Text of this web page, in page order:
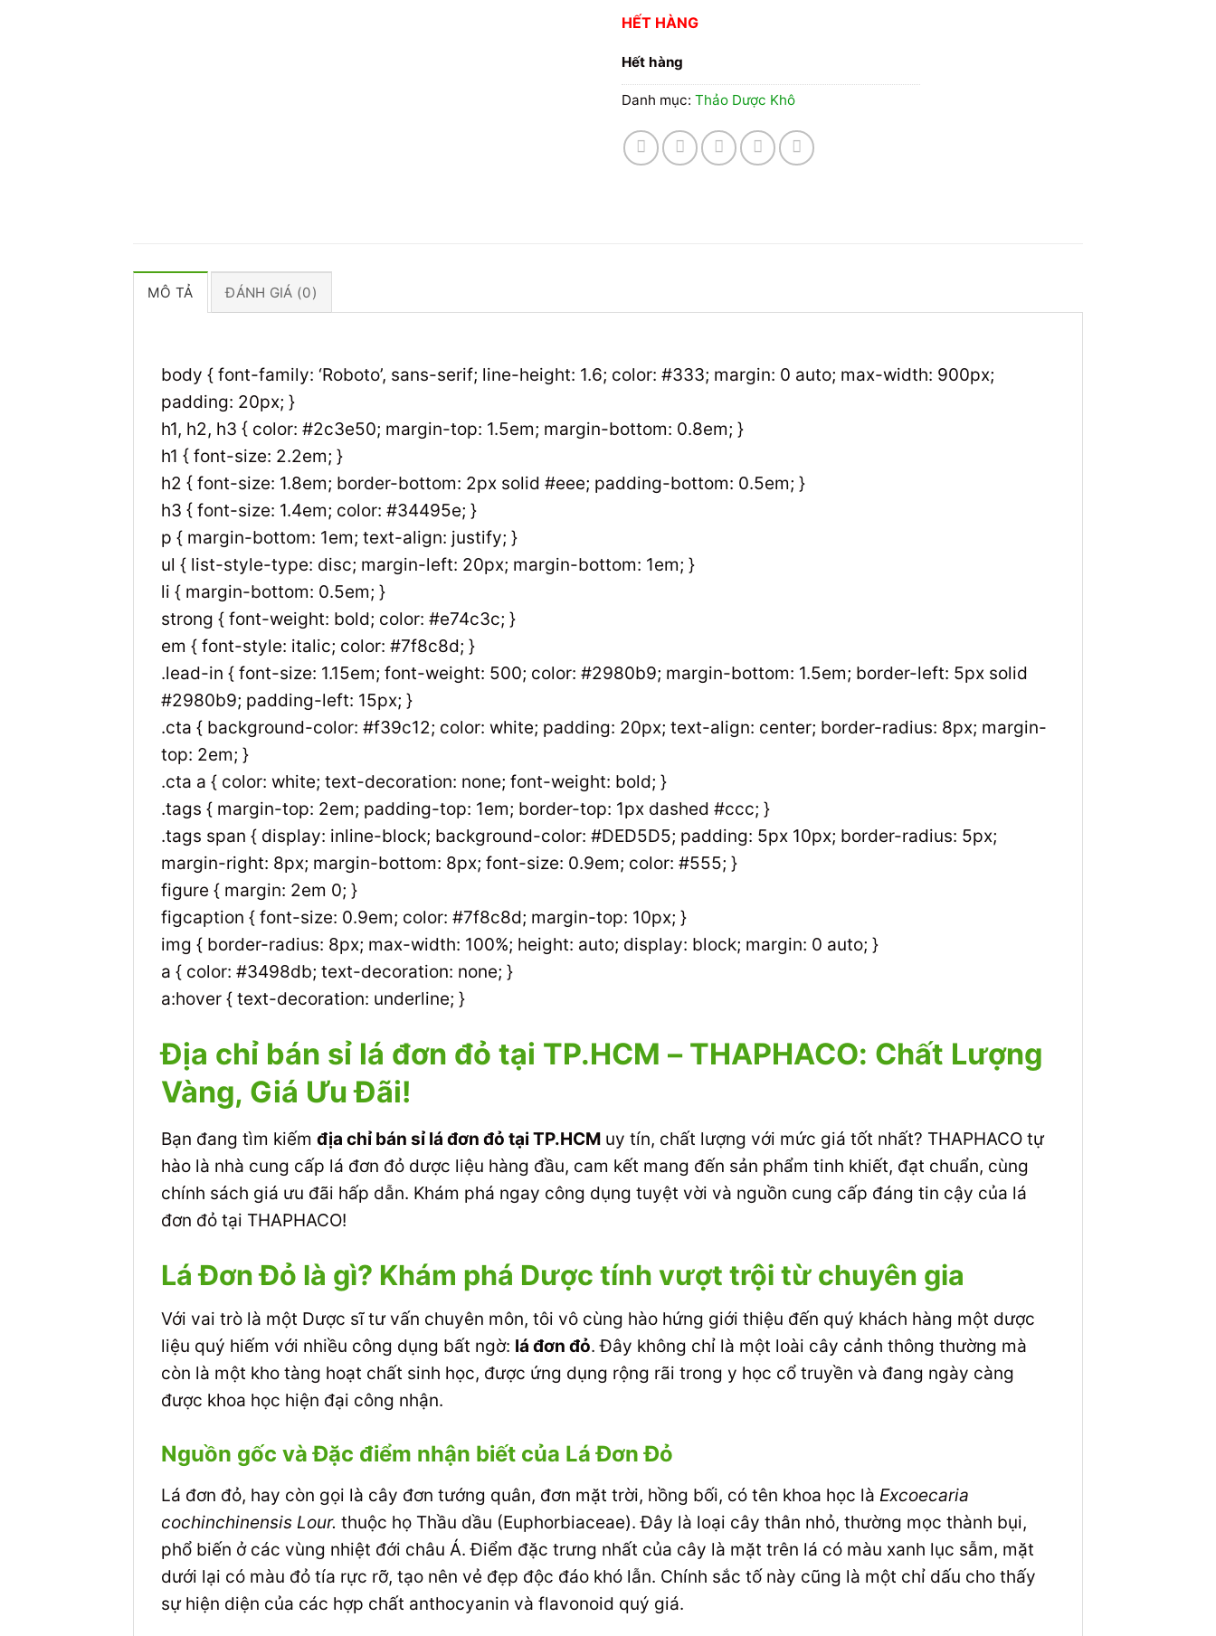
HẾT HÀNG
Hết hàng
Danh mục: Thảo Dược Khô
MÔ TẢ ĐÁNH GIÁ (0)
body { font-family: ‘Roboto’, sans-serif; line-height: 1.6; color: #333; margin: 0 auto; max-width: 900px;
padding: 20px; }
h1, h2, h3 { color: #2c3e50; margin-top: 1.5em; margin-bottom: 0.8em; }
h1 { font-size: 2.2em; }
h2 { font-size: 1.8em; border-bottom: 2px solid #eee; padding-bottom: 0.5em; }
h3 { font-size: 1.4em; color: #34495e; }
p { margin-bottom: 1em; text-align: justify; }
ul { list-style-type: disc; margin-left: 20px; margin-bottom: 1em; }
li { margin-bottom: 0.5em; }
strong { font-weight: bold; color: #e74c3c; }
em { font-style: italic; color: #7f8c8d; }
.lead-in { font-size: 1.15em; font-weight: 500; color: #2980b9; margin-bottom: 1.5em; border-left: 5px solid
#2980b9; padding-left: 15px; }
.cta { background-color: #f39c12; color: white; padding: 20px; text-align: center; border-radius: 8px; margin-
top: 2em; }
.cta a { color: white; text-decoration: none; font-weight: bold; }
.tags { margin-top: 2em; padding-top: 1em; border-top: 1px dashed #ccc; }
.tags span { display: inline-block; background-color: #DED5D5; padding: 5px 10px; border-radius: 5px;
margin-right: 8px; margin-bottom: 8px; font-size: 0.9em; color: #555; }
figure { margin: 2em 0; }
figcaption { font-size: 0.9em; color: #7f8c8d; margin-top: 10px; }
img { border-radius: 8px; max-width: 100%; height: auto; display: block; margin: 0 auto; }
a { color: #3498db; text-decoration: none; }
a:hover { text-decoration: underline; }
Địa chỉ bán sỉ lá đơn đỏ tại TP.HCM – THAPHACO: Chất Lượng
Vàng, Giá Ưu Đãi!
Bạn đang tìm kiếm địa chỉ bán sỉ lá đơn đỏ tại TP.HCM uy tín, chất lượng với mức giá tốt nhất? THAPHACO tự
hào là nhà cung cấp lá đơn đỏ dược liệu hàng đầu, cam kết mang đến sản phẩm tinh khiết, đạt chuẩn, cùng
chính sách giá ưu đãi hấp dẫn. Khám phá ngay công dụng tuyệt vời và nguồn cung cấp đáng tin cậy của lá
đơn đỏ tại THAPHACO!
Lá Đơn Đỏ là gì? Khám phá Dược tính vượt trội từ chuyên gia
Với vai trò là một Dược sĩ tư vấn chuyên môn, tôi vô cùng hào hứng giới thiệu đến quý khách hàng một dược
liệu quý hiếm với nhiều công dụng bất ngờ: lá đơn đỏ. Đây không chỉ là một loài cây cảnh thông thường mà
còn là một kho tàng hoạt chất sinh học, được ứng dụng rộng rãi trong y học cổ truyền và đang ngày càng
được khoa học hiện đại công nhận.
Nguồn gốc và Đặc điểm nhận biết của Lá Đơn Đỏ
Lá đơn đỏ, hay còn gọi là cây đơn tướng quân, đơn mặt trời, hồng bối, có tên khoa học là Excoecaria
cochinchinensis Lour. thuộc họ Thầu dầu (Euphorbiaceae). Đây là loại cây thân nhỏ, thường mọc thành bụi,
phổ biến ở các vùng nhiệt đới châu Á. Điểm đặc trưng nhất của cây là mặt trên lá có màu xanh lục sẫm, mặt
dưới lại có màu đỏ tía rực rỡ, tạo nên vẻ đẹp độc đáo khó lẫn. Chính sắc tố này cũng là một chỉ dấu cho thấy
sự hiện diện của các hợp chất anthocyanin và flavonoid quý giá.